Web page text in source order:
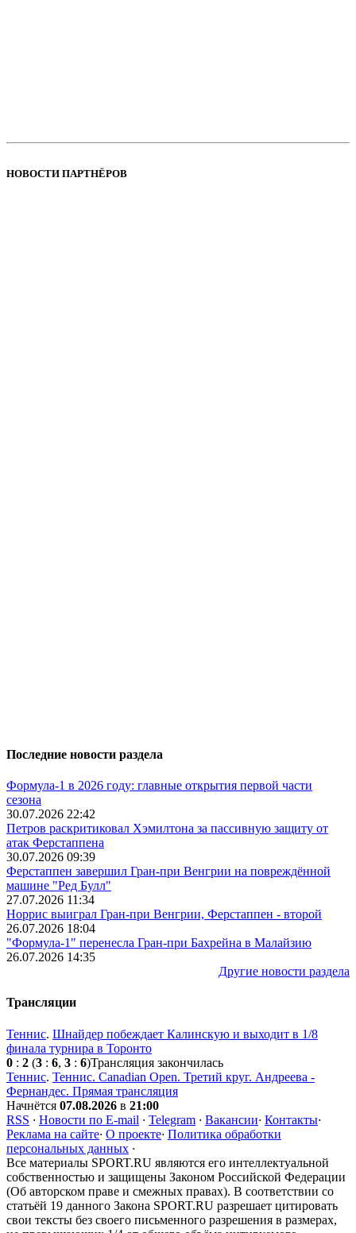
НОВОСТИ ПАРТНЁРОВ
Последние новости раздела
Формула-1 в 2026 году: главные открытия первой части
сезона
30.07.2026 22:42
Петров раскритиковал Хэмилтона за пассивную защиту от
атак Ферстаппена
30.07.2026 09:39
Ферстаппен завершил Гран-при Венгрии на повреждённой
машине "Ред Булл"
27.07.2026 11:34
Норрис выиграл Гран-при Венгрии, Ферстаппен - второй
26.07.2026 18:04
"Формула-1" перенесла Гран-при Бахрейна в Малайзию
26.07.2026 14:35
Другие новости раздела
Трансляции
Теннис. Шнайдер побеждает Калинскую и выходит в 1/8
финала турнира в Торонто
0 : 2 (3 : 6, 3 : 6)Трансляция закончилась
Теннис. Теннис. Canadian Open. Третий круг. Андреева -
Фернандес. Прямая трансляция
Начнётся 07.08.2026 в 21:00
RSS · Новости по E-mail · Telegram · Вакансии· Контакты·
Реклама на сайте· О проекте· Политика обработки
персональных данных ·
Все материалы SPORT.RU являются его интеллектуальной
собственностью и защищены Законом Российской Федерации
(Об авторском праве и смежных правах). В соответствии со
статьёй 19 данного Закона SPORT.RU разрешает цитировать
свои тексты без своего письменного разрешения в размерах,